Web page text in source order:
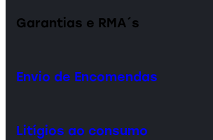
Garantias e RMA´s
Envio de Encomendas
Litígios ao consumo